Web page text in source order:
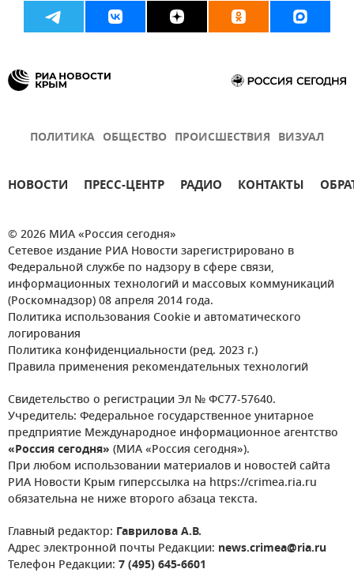
ПОЛИТИКА ОБЩЕСТВО ПРОИСШЕСТВИЯ ВИЗУАЛ
НОВОСТИ ПРЕСС-ЦЕНТР РАДИО КОНТАКТЫ
© 2026 МИА «Россия сегодня»
Сетевое издание РИА Новости зарегистрировано в
Федеральной службе по надзору в сфере связи,
информационных технологий и массовых коммуникаций
(Роскомнадзор) 08 апреля 2014 года.
Политика использования Cookie и автоматического
логирования
Политика конфиденциальности (ред. 2023 г.)
Правила применения рекомендательных технологий
Свидетельство о регистрации Эл № ФС77-57640.
Учредитель: Федеральное государственное унитарное
предприятие Международное информационное агентство
«Россия сегодня» (МИА «Россия сегодня»).
При любом использовании материалов и новостей сайта
РИА Новости Крым гиперссылка на https://crimea.ria.ru
обязательна не ниже второго абзаца текста.
Главный редактор: Гаврилова А.В.
Адрес электронной почты Редакции: news.crimea@ria.ru
Телефон Редакции: 7 (495) 645-6601